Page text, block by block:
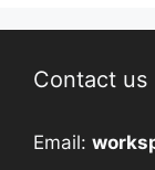
Contact us
Email: